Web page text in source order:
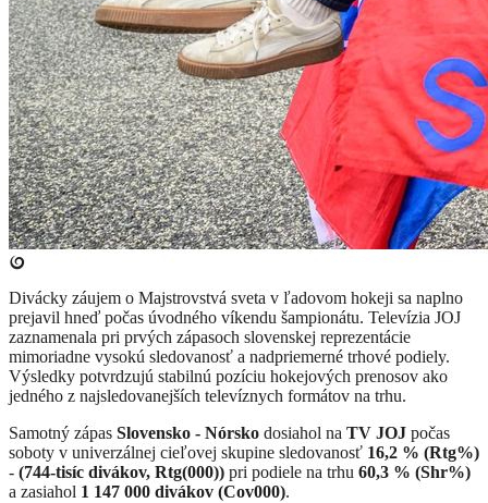
Divácky záujem o Majstrovstvá sveta v ľadovom hokeji sa naplno
prejavil hneď počas úvodného víkendu šampionátu. Televízia JOJ
zaznamenala pri prvých zápasoch slovenskej reprezentácie
mimoriadne vysokú sledovanosť a nadpriemerné trhové podiely.
Výsledky potvrdzujú stabilnú pozíciu hokejových prenosov ako
jedného z najsledovanejších televíznych formátov na trhu.
Samotný zápas Slovensko - Nórsko dosiahol na TV JOJ počas
soboty v univerzálnej cieľovej skupine sledovanosť 16,2 % (Rtg%)
- (744-tisíc divákov, Rtg(000)) pri podiele na trhu 60,3 % (Shr%)
a zasiahol 1 147 000 divákov (Cov000).